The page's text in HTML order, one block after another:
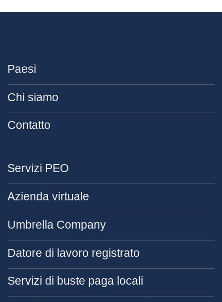
Paesi
Chi siamo
Contatto
Servizi PEO
Azienda virtuale
Umbrella Company
Datore di lavoro registrato
Servizi di buste paga locali